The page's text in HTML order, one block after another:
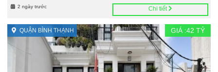
2 ngày trước Chi tiết
QUẬN BÌNH THẠNH GIÁ :42 TỶ